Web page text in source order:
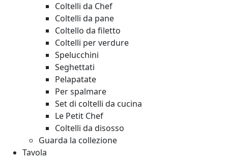
Coltelli da Chef
Coltelli da pane
Coltello da filetto
Coltelli per verdure
Spelucchini
Seghettati
Pelapatate
Per spalmare
Set di coltelli da cucina
Le Petit Chef
Coltelli da disosso
Guarda la collezione
Tavola